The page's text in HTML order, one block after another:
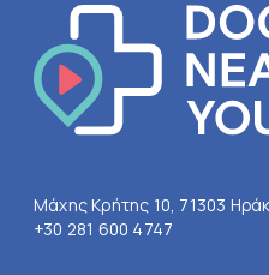
Μάχης Κρήτης 10, 71303
+30 281 600 4747